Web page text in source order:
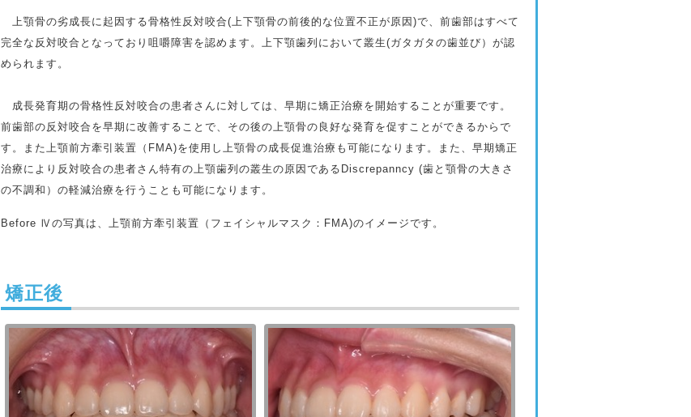
上顎骨の劣成長に起因する骨格性反対咬合(上下顎骨の前後的な位置不正が原因)で、前歯部はすべて
完全な反対咬合となっており咀嚼障害を認めます。上下顎歯列において叢生(ガタガタの歯並び）が認
められます。
成長発育期の骨格性反対咬合の患者さんに対しては、早期に矯正治療を開始することが重要です。
前歯部の反対咬合を早期に改善することで、その後の上顎骨の良好な発育を促すことができるからで
す。また上顎前方牽引装置（FMA)を使用し上顎骨の成長促進治療も可能になります。また、早期矯正
治療により反対咬合の患者さん特有の上顎歯列の叢生の原因であるDiscrepanncy (歯と顎骨の大きさ
の不調和）の軽減治療を行うことも可能になります。
Before Ⅳの写真は、上顎前方牽引装置（フェイシャルマスク：FMA)のイメージです。
矯正後